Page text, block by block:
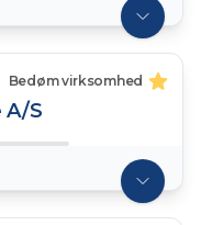
Bedøm virksomhed
A/S